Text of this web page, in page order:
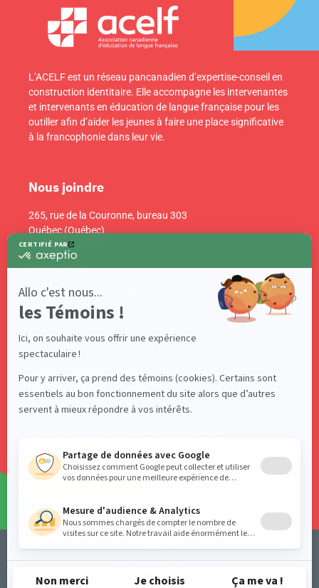
L’ACELF est un réseau pancanadien d’expertise-conseil en
construction identitaire. Elle accompagne les intervenantes
et intervenants en éducation de langue française pour les
outiller afin d’aider les jeunes à faire une place significative
à la francophonie dans leur vie.
Suivez-nous sur nos réseaux sociaux!
S'ABONNER
Nous joindre
265, rue de la Couronne, bureau 303
Québec (Québec)
Canada G1K 6E1
info@acelf.ca
Téléphone : 418 681-4661